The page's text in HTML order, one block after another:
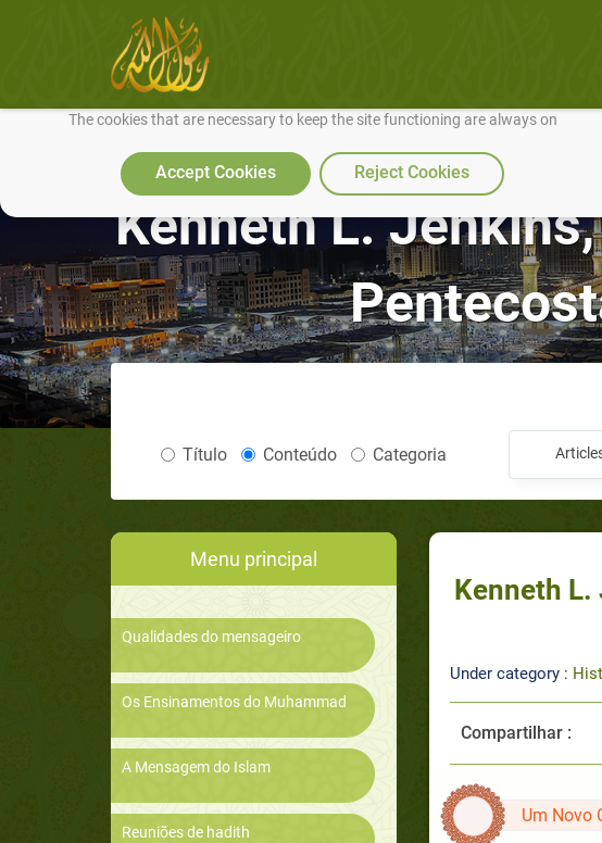
We use cookies to make our site work well for you and so we can continually improve it.
The cookies that are necessary to keep the site functioning are always on
Accept Cookies Reject Cookies
Kenneth L.
Título Conteúdo Categoria
Menu principal
Qualidades do mensageiro
Os Ensinamentos do Muhammad
A Mensagem do Islam
Reuniões de hadith
Kenneth L.
Under category :
Compartilhar :
Um Novo